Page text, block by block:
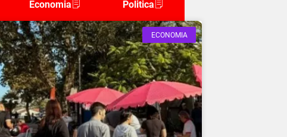
Economia Politica
ECONOMIA